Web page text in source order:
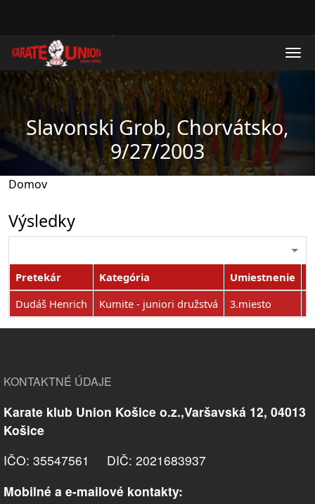
Slavonski Grob, Chorvátsko,
9/27/2003
Domov
Výsledky
Pretekár Kategória Umiestnenie
Dudáš Henrich
Kumite - juniori družstvá 3.miesto
KONTAKTNÉ ÚDAJE
Karate klub Union Košice o.z.,Varšavská 12, 04013
Košice
IČO: 35547561 DIČ: 2021683937
Mobilné a e-mailové kontakty: